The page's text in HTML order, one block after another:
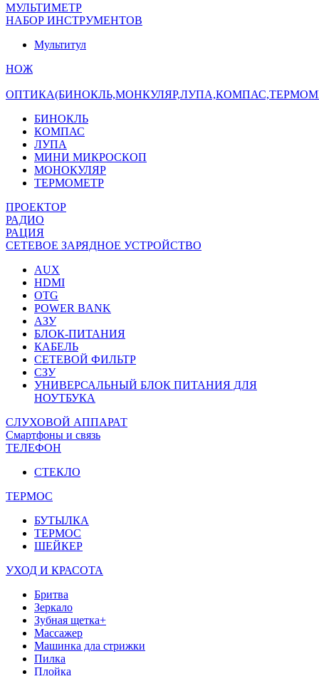
МУЛЬТИМЕТР
НАБОР ИНСТРУМЕНТОВ
Мультитул
НОЖ
БИНОКЛЬ
КОМПАС
ЛУПА
МИНИ МИКРОСКОП
МОНОКУЛЯР
ТЕРМОМЕТР
ПРОЕКТОР
РАДИО
РАЦИЯ
СЕТЕВОЕ ЗАРЯДНОЕ УСТРОЙСТВО
AUX
HDMI
OTG
POWER BANK
АЗУ
БЛОК-ПИТАНИЯ
КАБЕЛЬ
СЕТЕВОЙ ФИЛЬТР
СЗУ
УНИВЕРСАЛЬНЫЙ БЛОК ПИТАНИЯ ДЛЯ
НОУТБУКА
СЛУХОВОЙ АППАРАТ
Смартфоны и связь
ТЕЛЕФОН
СТЕКЛО
ТЕРМОС
БУТЫЛКА
ТЕРМОС
ШЕЙКЕР
УХОД И КРАСОТА
Бритва
Зеркало
Зубная щетка+
Массажер
Машинка дла стрижки
Пилка
Плойка